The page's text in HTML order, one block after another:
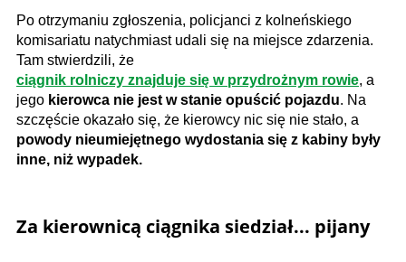
Po otrzymaniu zgłoszenia, policjanci z kolneńskiego
komisariatu natychmiast udali się na miejsce zdarzenia.
Tam stwierdzili, że
ciągnik rolniczy znajduje się w przydrożnym rowie, a
jego kierowca nie jest w stanie opuścić pojazdu. Na
szczęście okazało się, że kierowcy nic się nie stało, a
powody nieumiejętnego wydostania się z kabiny były
inne, niż wypadek.
Za kierownicą ciągnika siedział... pijany